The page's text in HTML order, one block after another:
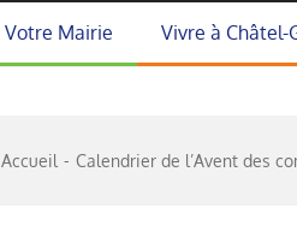
Votre Mairie Vivre à Châtel-
Accueil Calendrier de l’Avent des